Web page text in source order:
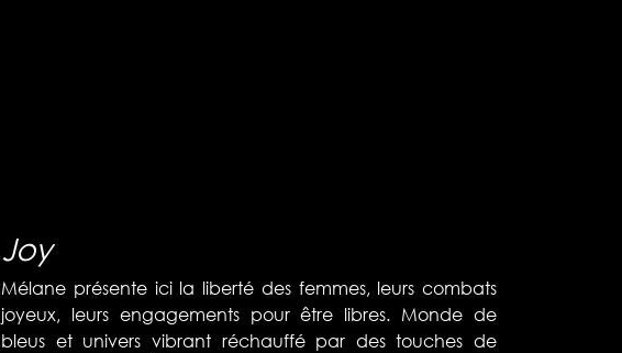
Joy
Mélane présente ici la liberté des femmes, leurs combats
joyeux, leurs engagements pour être libres. Monde de
bleus et univers vibrant réchauffé par des touches de